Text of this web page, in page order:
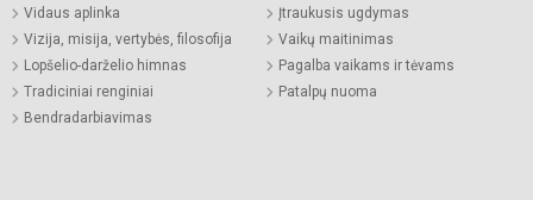
Vidaus aplinka
Vizija, misija, vertybės, filosofija
Lopšelio-darželio himnas
Tradiciniai renginiai
Bendradarbiavimas
Įtraukusis ugdymas
Vaikų maitinimas
Pagalba vaikams ir tėvams
Patalpų nuoma